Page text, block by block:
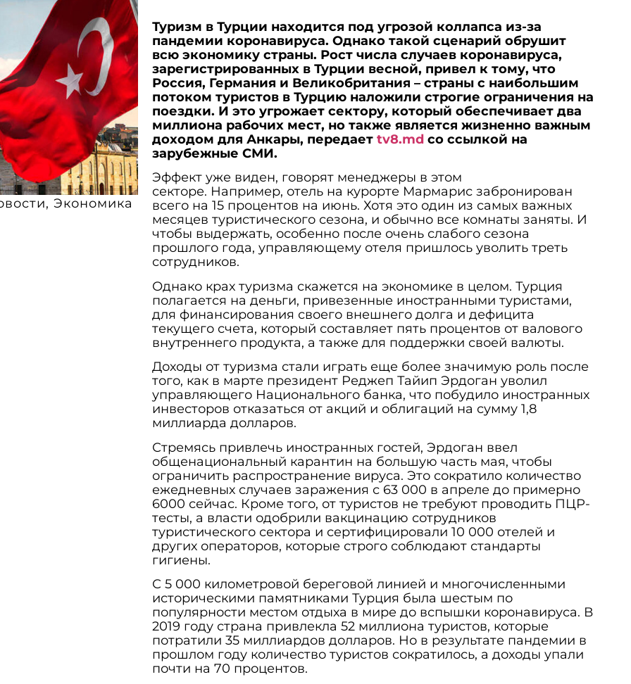
, Экономика
Туризм в Турции находится под угрозой коллапса из-за
пандемии коронавируса. Однако такой сценарий обрушит
всю экономику страны. Рост числа случаев коронавируса,
зарегистрированных в Турции весной, привел к тому, что
Россия, Германия и Великобритания – страны с наибольшим
потоком туристов в Турцию наложили строгие ограничения на
поездки. И это угрожает сектору, который обеспечивает два
миллиона рабочих мест, но также является жизненно важным
доходом для Анкары, передает tv8.md со ссылкой на
зарубежные СМИ.
Эффект уже виден, говорят менеджеры в этом
секторе. Например, отель на курорте Мармарис забронирован
всего на 15 процентов на июнь. Хотя это один из самых важных
месяцев туристического сезона, и обычно все комнаты заняты. И
чтобы выдержать, особенно после очень слабого сезона
прошлого года, управляющему отеля пришлось уволить треть
сотрудников.
Однако крах туризма скажется на экономике в целом. Турция
полагается на деньги, привезенные иностранными туристами,
для финансирования своего внешнего долга и дефицита
текущего счета, который составляет пять процентов от валового
внутреннего продукта, а также для поддержки своей валюты.
Доходы от туризма стали играть еще более значимую роль после
того, как в марте президент Реджеп Тайип Эрдоган уволил
управляющего Национального банка, что побудило иностранных
инвесторов отказаться от акций и облигаций на сумму 1,8
миллиарда долларов.
Стремясь привлечь иностранных гостей, Эрдоган ввел
общенациональный карантин на большую часть мая, чтобы
ограничить распространение вируса. Это сократило количество
ежедневных случаев заражения с 63 000 в апреле до примерно
6000 сейчас. Кроме того, от туристов не требуют проводить ПЦР-
тесты, а власти одобрили вакцинацию сотрудников
туристического сектора и сертифицировали 10 000 отелей и
других операторов, которые строго соблюдают стандарты
гигиены.
С 5 000 километровой береговой линией и многочисленными
историческими памятниками Турция была шестым по
популярности местом отдыха в мире до вспышки коронавируса. В
2019 году страна привлекла 52 миллиона туристов, которые
потратили 35 миллиардов долларов. Но в результате пандемии в
прошлом году количество туристов сократилось, а доходы упали
почти на 70 процентов.